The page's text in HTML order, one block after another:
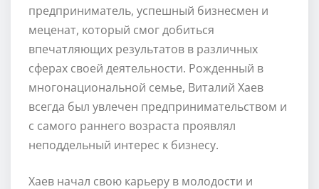
предприниматель, успешный бизнесмен и
меценат, который смог добиться
впечатляющих результатов в различных
сферах своей деятельности. Рожденный в
многонациональной семье, Виталий Хаев
всегда был увлечен предпринимательством и
с самого раннего возраста проявлял
неподдельный интерес к бизнесу.
Хаев начал свою карьеру в молодости и